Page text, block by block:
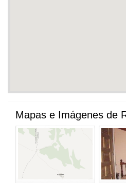
Mapas e Imágenes de